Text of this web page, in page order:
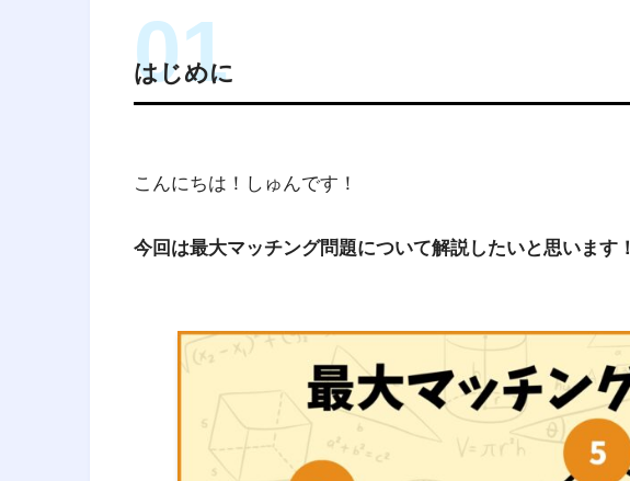
はじめに
こんにちは！しゅんです！
今回は最大マッチング問題について解説したいと思います！